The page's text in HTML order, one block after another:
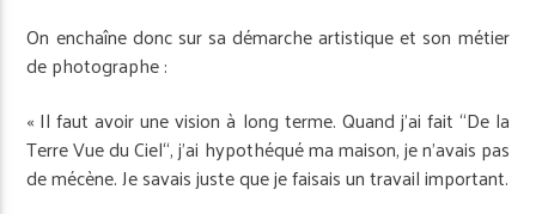
On enchaîne donc sur sa démarche artistique et son métier
de photographe :
« Il faut avoir une vision à long terme. Quand j’ai fait “De la
Terre Vue du Ciel“, j’ai hypothéqué ma maison, je n’avais pas
de mécène. Je savais juste que je faisais un travail important.